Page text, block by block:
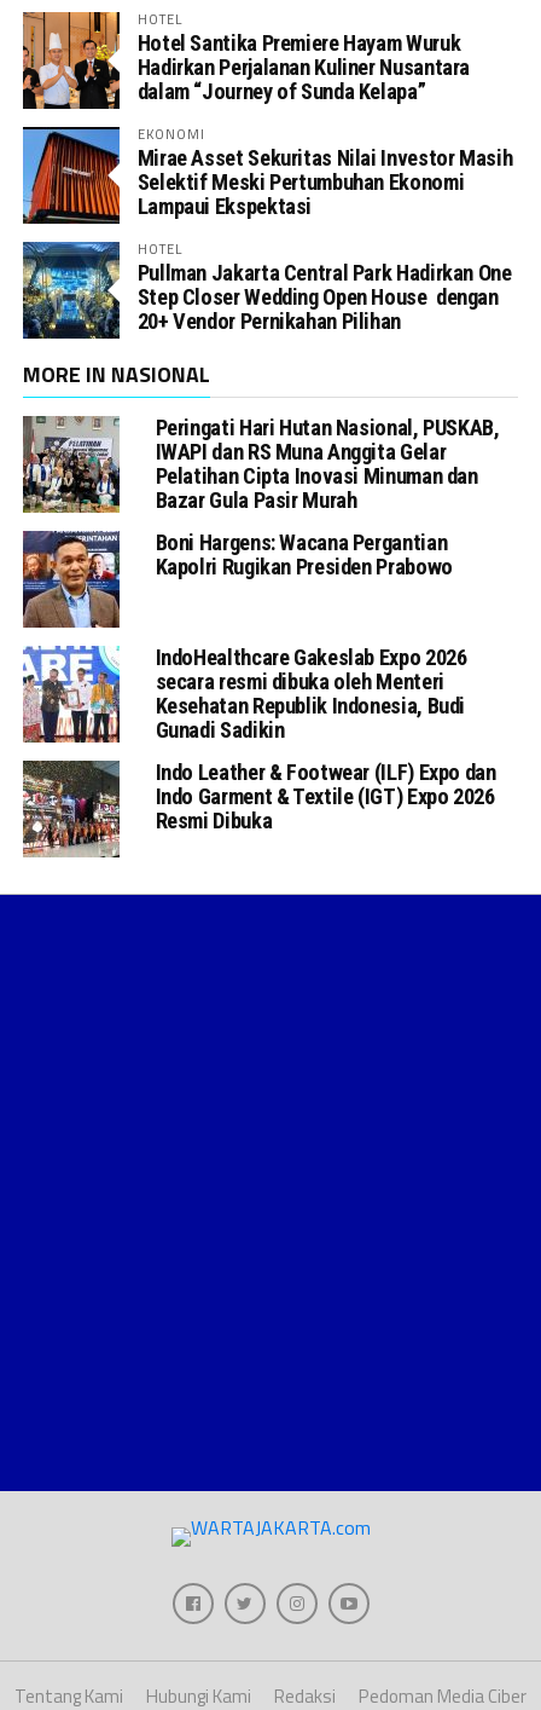
HOTEL
Hotel Santika Premiere Hayam Wuruk
Hadirkan Perjalanan Kuliner Nusantara
dalam “Journey of Sunda Kelapa”
EKONOMI
Mirae Asset Sekuritas Nilai Investor Masih
Selektif Meski Pertumbuhan Ekonomi
Lampaui Ekspektasi
HOTEL
Pullman Jakarta Central Park Hadirkan One
Step Closer Wedding Open House dengan
20+ Vendor Pernikahan Pilihan
MORE IN NASIONAL
Peringati Hari Hutan Nasional, PUSKAB,
IWAPI dan RS Muna Anggita Gelar
Pelatihan Cipta Inovasi Minuman dan
Bazar Gula Pasir Murah
Boni Hargens: Wacana Pergantian
Kapolri Rugikan Presiden Prabowo
IndoHealthcare Gakeslab Expo 2026
secara resmi dibuka oleh Menteri
Kesehatan Republik Indonesia, Budi
Gunadi Sadikin
Indo Leather & Footwear (ILF) Expo dan
Indo Garment & Textile (IGT) Expo 2026
Resmi Dibuka
Tentang Kami Hubungi Kami Redaksi Pedoman Media Ciber